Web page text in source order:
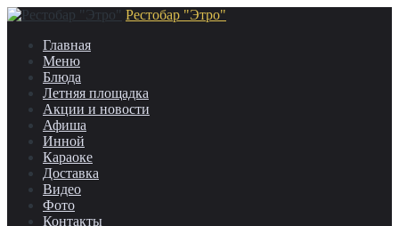
Рестобар "Этро"
Главная
Меню
Блюда
Летняя площадка
Акции и новости
Афиша
Инной
Караоке
Доставка
Видео
Фото
Контакты